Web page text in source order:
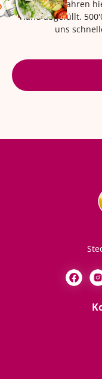
Seit über 42 Jahren
Hand abgefüllt.
uns